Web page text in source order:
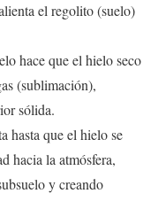
el regolito (suelo)
hace que el hielo seco
(sublimación),
sólida.
hasta que el hielo se
hacia la atmósfera,
y creando